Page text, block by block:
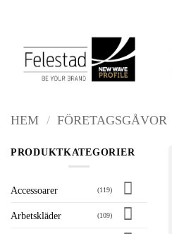
HEM / FÖRETAGSGÅVOR
PRODUKTKATEGORIER
Accessoarer (119)
Arbetskläder (109)